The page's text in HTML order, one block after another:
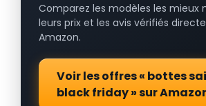
Comparez les modèles les mieux
leurs prix et les avis vérifiés
Amazon.
Voir les offres « bottes
black friday » sur